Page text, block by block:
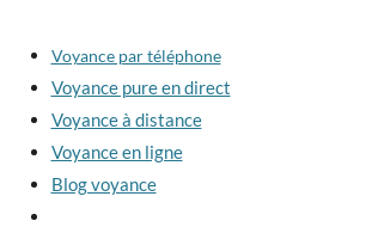
Voyance par téléphone
Voyance pure en direct
Voyance à distance
Voyance en ligne
Blog voyance